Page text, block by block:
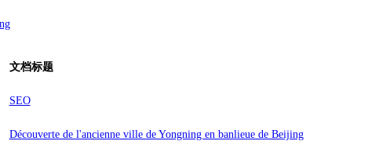
文档标题
SEO
Découverte de l'ancienne ville de Yongning en banlieue de Beijing